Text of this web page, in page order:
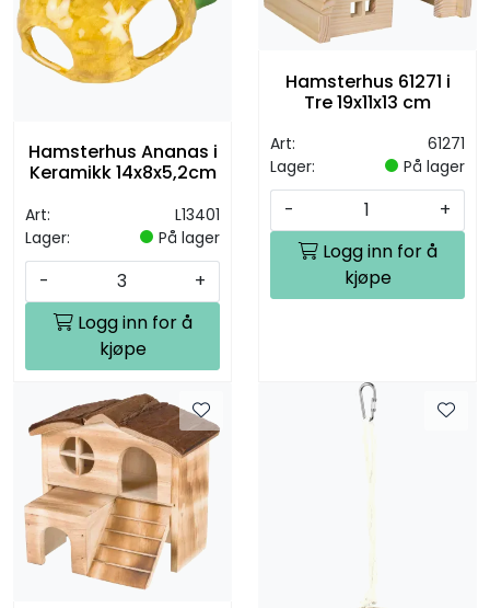
Hamsterhus Ananas i
Keramikk 14x8x5,2cm
Art:
L13401
Lager:
På lager
-
+
Logg inn for å
kjøpe
Hamsterhus 61271 i
Tre 19x11x13 cm
Art:
61271
Lager:
På lager
-
+
Logg inn for å
kjøpe